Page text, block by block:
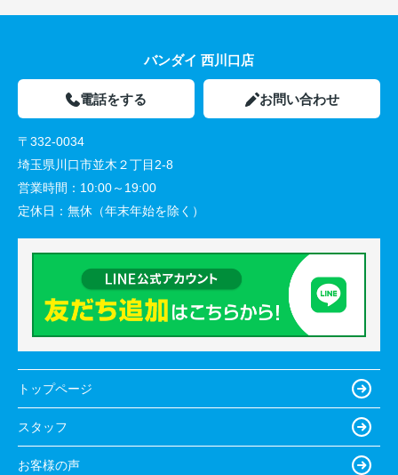
バンダイ 西川口店
電話をする お問い合わせ
〒332-0034
埼玉県川口市並木２丁目2-8
営業時間： 10:00～19:00
定休日： 無休（年末年始を除く）
トップページ
スタッフ
お客様の声